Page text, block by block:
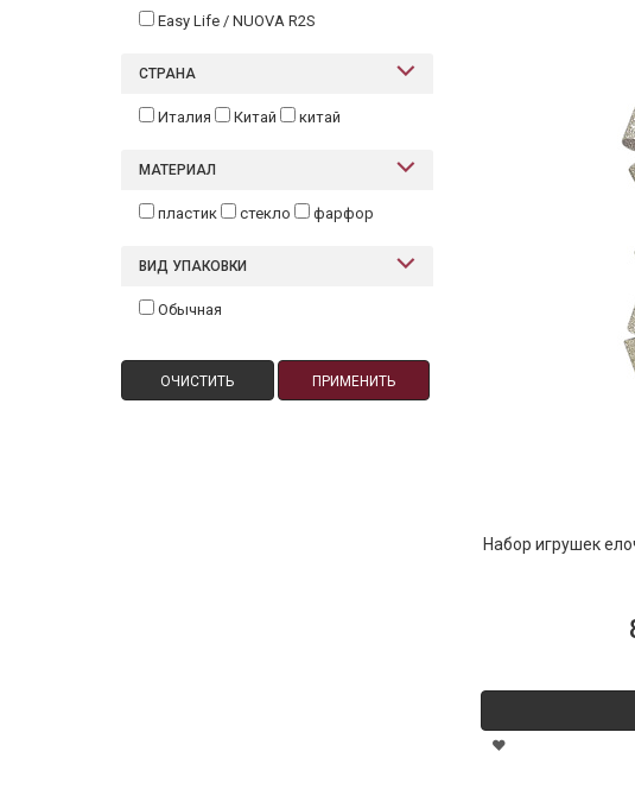
Easy Life / NUOVA R2S
СТРАНА
Италия Китай китай
МАТЕРИАЛ
пластик стекло фарфор
ВИД УПАКОВКИ
Обычная
ОЧИСТИТЬ ПРИМЕНИТЬ
Набор игрушек